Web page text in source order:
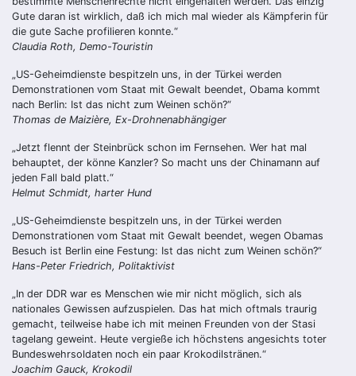
Gute daran ist wirklich, daß ich mich mal wieder als Kämpferin für
die gute Sache profilieren konnte.“
Claudia Roth, Demo-Touristin
„US-Geheimdienste bespitzeln uns, in der Türkei werden
Demonstrationen vom Staat mit Gewalt beendet, Obama kommt
nach Berlin: Ist das nicht zum Weinen schön?“
Thomas de Maizière, Ex-Drohnenabhängiger
„Jetzt flennt der Steinbrück schon im Fernsehen. Wer hat mal
behauptet, der könne Kanzler? So macht uns der Chinamann auf
jeden Fall bald platt.“
Helmut Schmidt, harter Hund
„US-Geheimdienste bespitzeln uns, in der Türkei werden
Demonstrationen vom Staat mit Gewalt beendet, wegen Obamas
Besuch ist Berlin eine Festung: Ist das nicht zum Weinen schön?“
Hans-Peter Friedrich, Politaktivist
„In der DDR war es Menschen wie mir nicht möglich, sich als
nationales Gewissen aufzuspielen. Das hat mich oftmals traurig
gemacht, teilweise habe ich mit meinen Freunden von der Stasi
tagelang geweint. Heute vergieße ich höchstens angesichts toter
Bundeswehrsoldaten noch ein paar Krokodilstränen.“
Joachim Gauck, Krokodil